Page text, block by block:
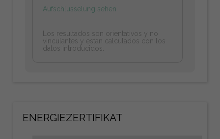
Aufschlüsselung sehen
Los resultados son orientativos y no
vinculantes y estan calculados con los
datos introducidos.
ENERGIEZERTIFIKAT